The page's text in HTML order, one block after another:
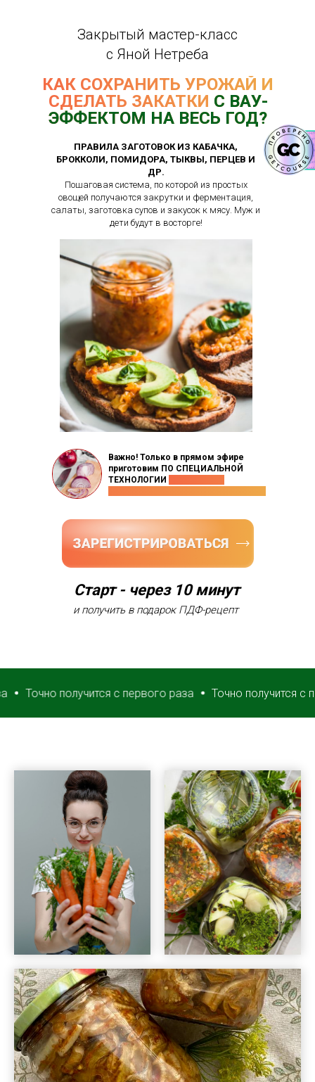
ПРАВИЛА ЗАГОТОВОК ИЗ КАБАЧКА,
БРОККОЛИ, ПОМИДОРА, ТЫКВЫ, ПЕРЦЕВ И
ДР.
Пошаговая система, по которой из простых
овощей получаются закрутки и ферментация,
салаты, заготовка супов и закусок к мясу. Муж и
дети будут в восторге!
КАК СОХРАНИТЬ УРОЖАЙ И
СДЕЛАТЬ ЗАКАТКИ С ВАУ-
ЭФФЕКТОМ НА ВЕСЬ ГОД?
Важно! Только в прямом эфире
приготовим ПО СПЕЦИАЛЬНОЙ
ТЕХНОЛОГИИ
Закрытый мастер-класс
с Яной Нетреба
Старт - через 10 минут
и получить в подарок ПДФ-рецепт
получится с первого раза Точно получится с